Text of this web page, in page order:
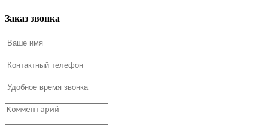
Заказ звонка